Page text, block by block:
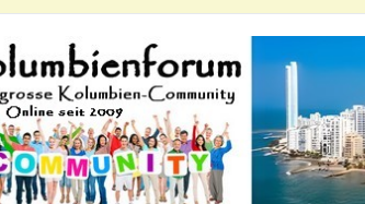
der Freunde Kolumbiens
und Venezuela. Austausch, Erfahrungen und Gemeinschaft im